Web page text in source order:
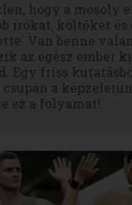
hogy a mosoly
írókat, költőket és
Van benne
az egész ember
Egy friss
a
ez a folyamat!